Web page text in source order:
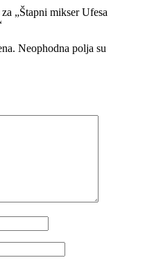
„Štapni mikser Ufesa
Neophodna polja su